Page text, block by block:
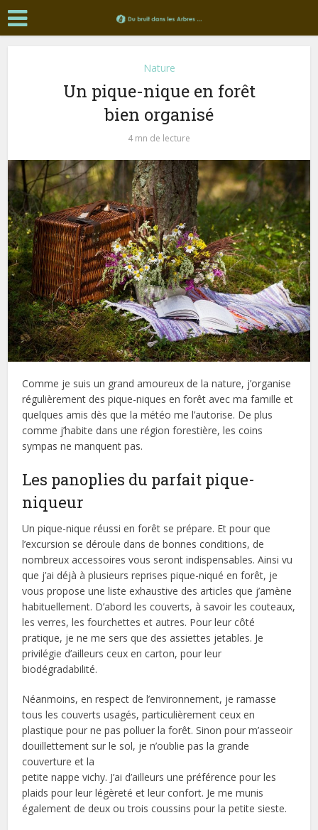
Nature
Un pique-nique en forêt
bien organisé
4 mn de lecture
Comme je suis un grand amoureux de la nature, j’organise
régulièrement des pique-niques en forêt avec ma famille et
quelques amis dès que la météo me l’autorise. De plus
comme j’habite dans une région forestière, les coins
sympas ne manquent pas.
Les panoplies du parfait pique-
niqueur
Un pique-nique réussi en forêt se prépare. Et pour que
l’excursion se déroule dans de bonnes conditions, de
nombreux accessoires vous seront indispensables. Ainsi vu
que j’ai déjà à plusieurs reprises pique-niqué en forêt, je
vous propose une liste exhaustive des articles que j’amène
habituellement. D’abord les couverts, à savoir les couteaux,
les verres, les fourchettes et autres. Pour leur côté
pratique, je ne me sers que des assiettes jetables. Je
privilégie d’ailleurs ceux en carton, pour leur
biodégradabilité.
Néanmoins, en respect de l’environnement, je ramasse
tous les couverts usagés, particulièrement ceux en
plastique pour ne pas polluer la forêt. Sinon pour m’asseoir
douillettement sur le sol, je n’oublie pas la grande
couverture et la
petite nappe vichy. J’ai d’ailleurs une préférence pour les
plaids pour leur légèreté et leur confort. Je me munis
également de deux ou trois coussins pour la petite sieste.